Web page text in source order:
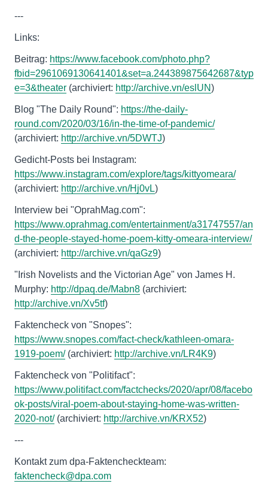
---
Links:
Beitrag: https://www.facebook.com/photo.php?
fbid=2961069130641401&set=a.244389875642687&typ
e=3&theater (archiviert: http://archive.vn/eslUN)
Blog "The Daily Round": https://the-daily-
round.com/2020/03/16/in-the-time-of-pandemic/
(archiviert: http://archive.vn/5DWTJ)
Gedicht-Posts bei Instagram:
https://www.instagram.com/explore/tags/kittyomeara/
(archiviert: http://archive.vn/Hj0vL)
Interview bei "OprahMag.com":
https://www.oprahmag.com/entertainment/a31747557/an
d-the-people-stayed-home-poem-kitty-omeara-interview/
(archiviert: http://archive.vn/qaGz9)
"Irish Novelists and the Victorian Age" von James H.
Murphy: http://dpaq.de/Mabn8 (archiviert:
http://archive.vn/Xv5tf)
Faktencheck von "Snopes":
https://www.snopes.com/fact-check/kathleen-omara-
1919-poem/(archiviert: http://archive.vn/LR4K9)
Faktencheck von "Politifact":
https://www.politifact.com/factchecks/2020/apr/08/facebo
ok-posts/viral-poem-about-staying-home-was-written-
2020-not/(archiviert: http://archive.vn/KRX52)
---
Kontakt zum dpa-Faktencheckteam:
faktencheck@dpa.com